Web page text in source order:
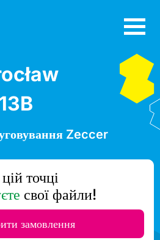
Zeccer
точці
свої файли!
замовлення